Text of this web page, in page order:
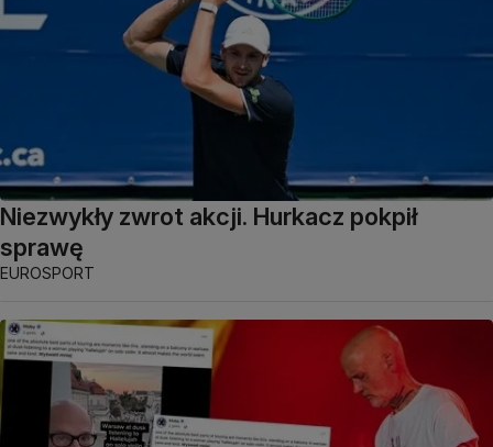
Niezwykły zwrot akcji. Hurkacz pokpił
sprawę
EUROSPORT